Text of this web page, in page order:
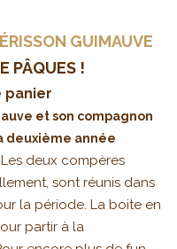
GUIMAUVE
PÂQUES !
panier
et son compagnon
deuxième année
Les deux compères
sont réunis dans
la période. La boite en
partir à la